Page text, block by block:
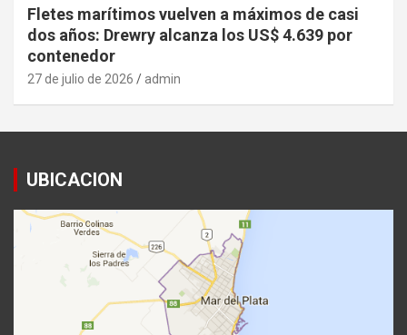
Fletes marítimos vuelven a máximos de casi
dos años: Drewry alcanza los US$ 4.639 por
contenedor
27 de julio de 2026 admin
UBICACION